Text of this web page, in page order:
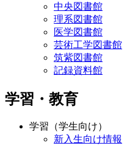
中央図書館
理系図書館
医学図書館
芸術工学図書館
筑紫図書館
記録資料館
学習・教育
学習（学生向け）
新入生向け情報